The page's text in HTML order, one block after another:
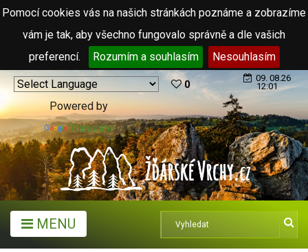
Pomocí cookies vás na našich stránkách poznáme a zobrazíme
vám je tak, aby všechno fungovalo správně a dle vašich
preferencí.
Rozumím a souhlasím Nesouhlasím
Powered by
Translate
0
09. 08.26
12:01
MENU